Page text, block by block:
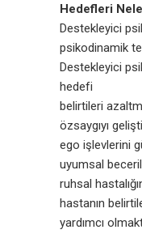
Hedefleri
Destekleyici
psikodinamik
Destekleyici
hedefi
belirtileri
özsaygıyı
ego işlevlerini
uyumsal
ruhsal
hastanın
yardımcı